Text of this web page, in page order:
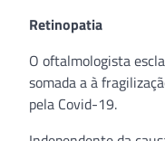
Retinopatia
O oftalmologista
somada a à
pela Covid-19.